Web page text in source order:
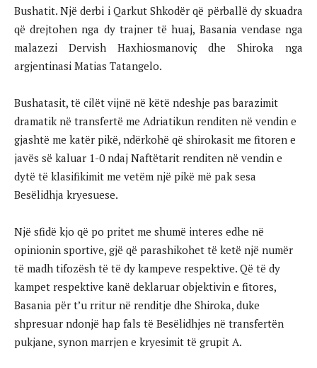
Bushatit. Një derbi i Qarkut Shkodër që përballë dy skuadra
që drejtohen nga dy trajner të huaj, Basania vendase nga
malazezi Dervish Haxhiosmanoviç dhe Shiroka nga
argjentinasi Matias Tatangelo.
Bushatasit, të cilët vijnë në këtë ndeshje pas barazimit
dramatik në transfertë me Adriatikun renditen në vendin e
gjashtë me katër pikë, ndërkohë që shirokasit me fitoren e
javës së kaluar 1-0 ndaj Naftëtarit renditen në vendin e
dytë të klasifikimit me vetëm një pikë më pak sesa
Besëlidhja kryesuese.
Një sfidë kjo që po pritet me shumë interes edhe në
opinionin sportive, gjë që parashikohet të ketë një numër
të madh tifozësh të të dy kampeve respektive. Që të dy
kampet respektive kanë deklaruar objektivin e fitores,
Basania për t’u rritur në renditje dhe Shiroka, duke
shpresuar ndonjë hap fals të Besëlidhjes në transfertën
pukjane, synon marrjen e kryesimit të grupit A.